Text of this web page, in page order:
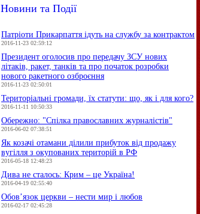
Новини та Події
Патріоти Прикарпаття ідуть на службу за контрактом
2016-11-23 02:59:12
Президент оголосив про передачу ЗСУ нових
літаків, ракет, танків та про початок розробки
нового ракетного озброєння
2016-11-23 02:50:01
Територіальні громади, їх статути: що, як і для кого?
2016-11-11 10:50:33
Обережно: "Спілка православних журналістів"
2016-06-02 07:38:51
Як козачі отамани ділили прибуток від продажу
вугілля з окупованих територій в РФ
2016-05-18 12:48:23
Дива не сталось: Крим – це Україна!
2016-04-19 02:55:40
Обов’язок церкви – нести мир і любов
2016-02-17 02:45:28